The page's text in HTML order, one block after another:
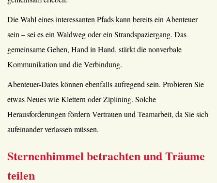
Die Wahl eines interessanten Pfads kann bereits ein Abenteuer
sein – sei es ein Waldweg oder ein Strandspaziergang. Das
gemeinsame Gehen, Hand in Hand, stärkt die nonverbale
Kommunikation und die Verbindung.
Abenteuer-Dates können ebenfalls aufregend sein. Probieren Sie
etwas Neues wie Klettern oder Ziplining. Solche
Herausforderungen fördern Vertrauen und Teamarbeit, da Sie sich
aufeinander verlassen müssen.
Sternenhimmel betrachten und Träume
teilen